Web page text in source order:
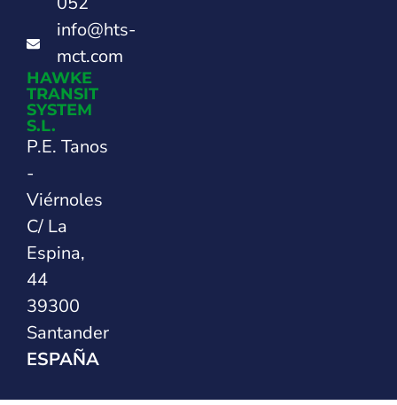
info@hts-
mct.com
HAWKE
TRANSIT
SYSTEM
S.L.
P.E. Tanos
-
Viérnoles
C/ La
Espina,
44
39300
Santander
ESPAÑA